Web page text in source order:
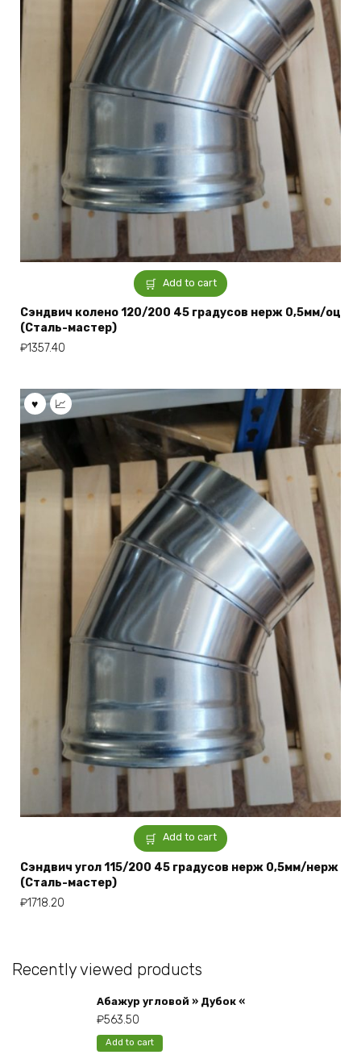
Add to cart
Сэндвич колено 120/200 45 градусов нерж 0,5мм/оц
(Сталь-мастер)
₽1357.40
Add to cart
Сэндвич угол 115/200 45 градусов нерж 0,5мм/нерж
(Сталь-мастер)
₽1718.20
Recently viewed products
Абажур угловой » Дубок «
₽563.50
Add to cart